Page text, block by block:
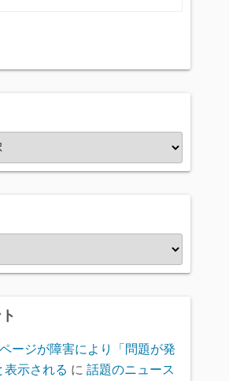
ージが障害により「問題が発
表示される に 話題のニュース